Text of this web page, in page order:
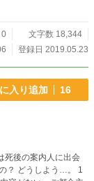
0
文字数 18,344
登録日 2019.05.23
入り追加 16
死後の案内人に出会
どうしよう…。 1